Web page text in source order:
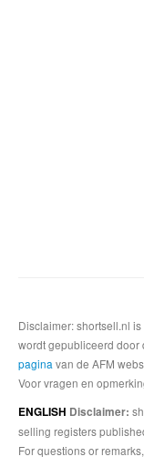
Disclaimer: shortsell.nl
wordt gepubliceerd door
pagina van de AFM
Voor vragen en
ENGLISH Disclaimer:
selling registers
For questions or